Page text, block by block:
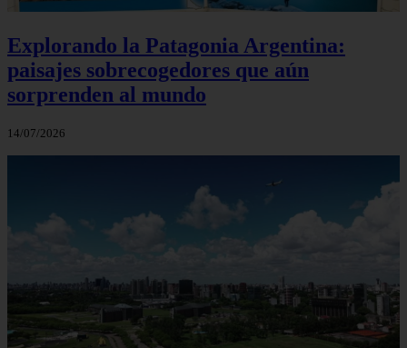
Explorando la Patagonia Argentina:
paisajes sobrecogedores que aún
sorprenden al mundo
14/07/2026